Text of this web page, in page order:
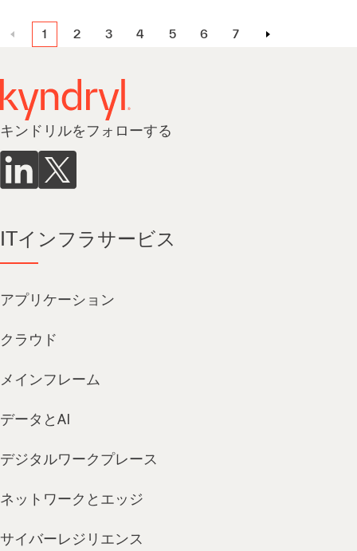
1 2 3 4 5 6 7
キンドリルをフォローする
ITインフラサービス
アプリケーション
クラウド
メインフレーム
データとAI
デジタルワークプレース
ネットワークとエッジ
サイバーレジリエンス